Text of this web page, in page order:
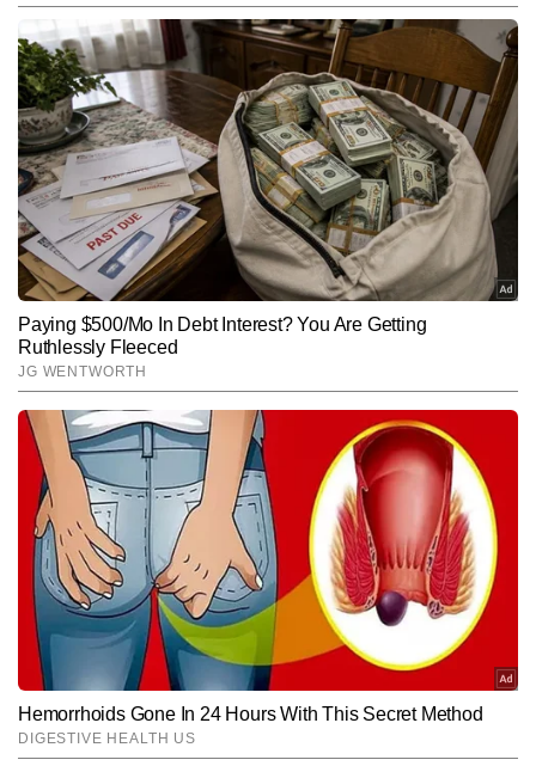
मोनू कुमार टाइम्स नाउ नवभारत की डिजिटल टीम में वायरल और ट्रेंडिंग डेस्क पर
काम कर रहे हैं। न्यूजरूम में 4 साल से अधिक का अनुभव रखने वाले मोनू वायरल
कंटेंट, ऑफबीट खबरों और सोशल मीडिया ट्रेंड्स को पहचानने में बेहद दक्ष हैं।
यूनीक एंगल तलाशने और कहानियों को आकर्षक अंदाज में प्रस्तुत करने की उनकी
क्षमता उन्हें डिजिटल कंटेंट स्पेस में अलग पहचान देती है। मोनू कुमार 4,000 से
अधिक स्टोरीज लिख चुके हैं, जिनमें कई वायरल रिपोर्ट्स, ट्रेंड-बेस्ड अपडेट्स और
सोशल मीडिया-फोकस्ड कंटेंट शामिल हैं।
और पढ़ें
Follow Us:
Subscribe to our daily Newsletter!
SUBMIT